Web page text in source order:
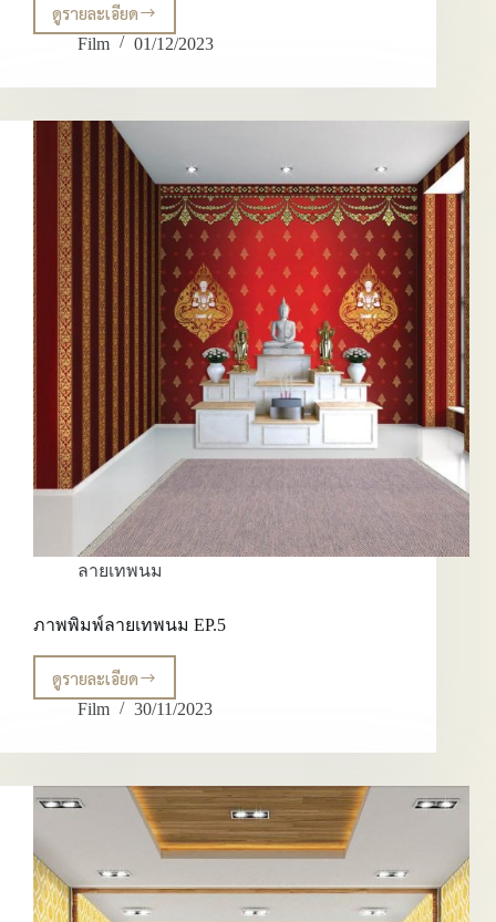
ดูรายละเอียด
ภาพ
พิมพ์
เทพนม
Film 01/12/2023
ลายเทพนม
ภาพพิมพ์ลายเทพนม EP.5
ดูรายละเอียด
ภาพ
พิมพ์
เทพนม
Film 30/11/2023